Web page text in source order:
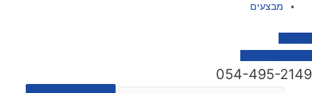
מבצעים
054-495-2149